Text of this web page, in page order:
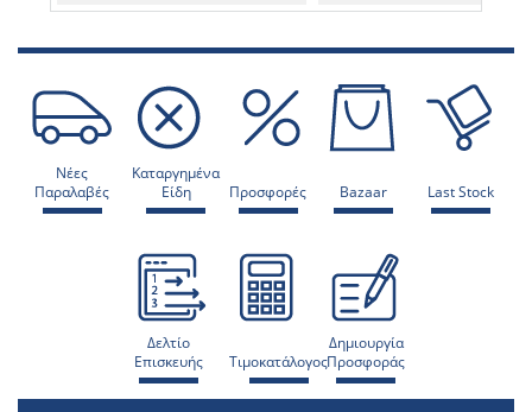
Νέες
Παραλαβές
Καταργημένα
Είδη
Προσφορές Bazaar Last Stock
Δελτίο
Επισκευής
Τιμοκατάλογος
Δημιουργία
Προσφοράς